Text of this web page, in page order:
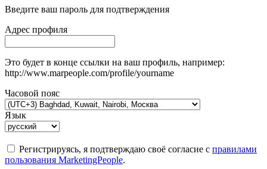
Введите ваш пароль для подтверждения
Адрес профиля
Это будет в конце ссылки на ваш профиль, например:
http://www.marpeople.com/profile/yourname
Часовой пояс
Язык
Регистрируясь, я подтверждаю своё согласие с правилами
пользования MarketingPeople.